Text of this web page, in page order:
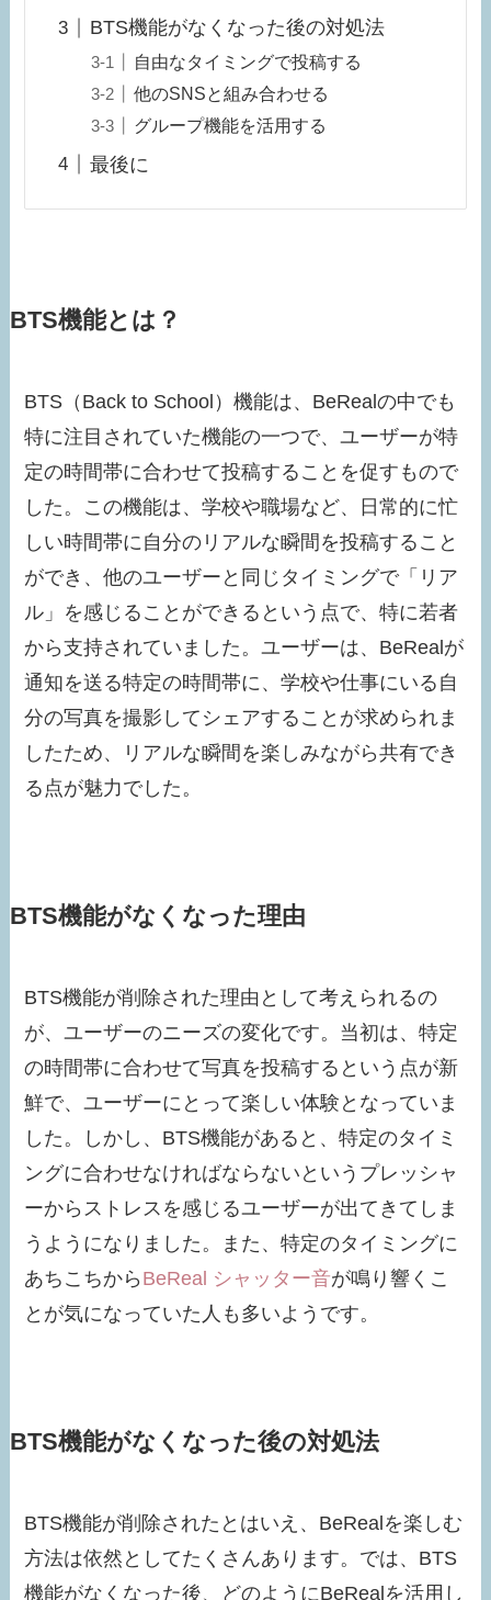
BTS機能がなくなった後の対処法
自由なタイミングで投稿する
他のSNSと組み合わせる
グループ機能を活用する
最後に
BTS機能とは？
BTS（Back to School）機能は、BeRealの中でも
特に注目されていた機能の一つで、ユーザーが特
定の時間帯に合わせて投稿することを促すもので
した。この機能は、学校や職場など、日常的に忙
しい時間帯に自分のリアルな瞬間を投稿すること
ができ、他のユーザーと同じタイミングで「リア
ル」を感じることができるという点で、特に若者
から支持されていました。ユーザーは、BeRealが
通知を送る特定の時間帯に、学校や仕事にいる自
分の写真を撮影してシェアすることが求められま
したため、リアルな瞬間を楽しみながら共有でき
る点が魅力でした。
BTS機能がなくなった理由
BTS機能が削除された理由として考えられるの
が、ユーザーのニーズの変化です。当初は、特定
の時間帯に合わせて写真を投稿するという点が新
鮮で、ユーザーにとって楽しい体験となっていま
した。しかし、BTS機能があると、特定のタイミ
ングに合わせなければならないというプレッシャ
ーからストレスを感じるユーザーが出てきてしま
うようになりました。また、特定のタイミングに
あちこちから BeReal シャッター音が鳴り響くこ
とが気になっていた人も多いようです。
BTS機能がなくなった後の対処法
BTS機能が削除されたとはいえ、BeRealを楽しむ
方法は依然としてたくさんあります。では、BTS
機能がなくなった後、どのようにBeRealを活用し